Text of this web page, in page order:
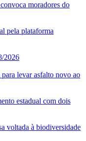
moradores do
pela plataforma
2026
levar asfalto novo ao
estadual com dois
voltada à biodiversidade